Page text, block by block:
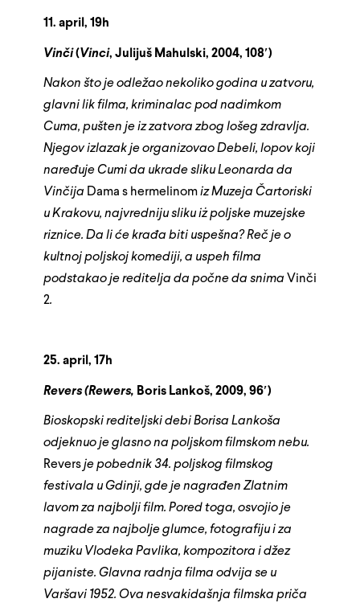
11. april, 19h
Vinči(Vinci, Julijuš Mahulski, 2004, 108′)
Nakon što je odležao nekoliko godina u zatvoru,
glavni lik filma, kriminalac pod nadimkom
Cuma, pušten je iz zatvora zbog lošeg zdravlja.
Njegov izlazak je organizovao Debeli, lopov koji
naređuje Cumi da ukrade sliku Leonarda da
Vinčija Dama s hermelinomiz Muzeja Čartoriski
u Krakovu, najvredniju sliku iż poljske muzejske
riznice. Da li će krađa biti uspešna? Reč je o
kultnoj poljskoj komediji, a uspeh filma
podstakao je reditelja da počne da snima Vinči
2.
25. april, 17h
Revers (Rewers, Boris Lankoš, 2009, 96′)
Bioskopski rediteljski debi Borisa Lankoša
odjeknuo je glasno na poljskom filmskom nebu.
Reversje pobednik 34. poljskog filmskog
festivala u Gdinji, gde je nagrađen Zlatnim
lavom za najbolji film. Pored toga, osvojio je
nagrade za najbolje glumce, fotografiju i za
muziku Vlodeka Pavlika, kompozitora i džez
pijaniste. Glavna radnja filma odvija se u
Varšavi 1952. Ova nesvakidašnja filmska priča